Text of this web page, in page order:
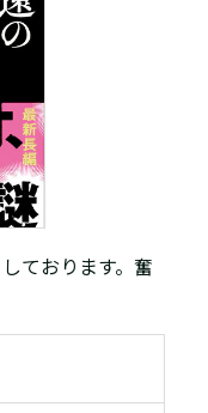
ております。奮